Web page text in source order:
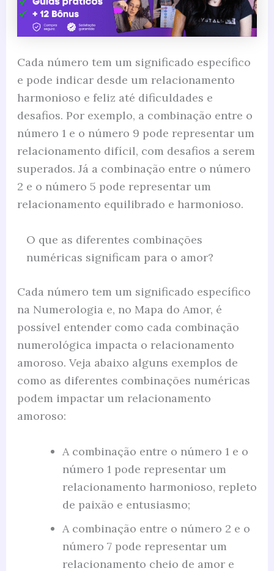
Cada número tem um significado específico
e pode indicar desde um relacionamento
harmonioso e feliz até dificuldades e
desafios. Por exemplo, a combinação entre o
número 1 e o número 9 pode representar um
relacionamento difícil, com desafios a serem
superados. Já a combinação entre o número
2 e o número 5 pode representar um
relacionamento equilibrado e harmonioso.
O que as diferentes combinações
numéricas significam para o amor?
Cada número tem um significado específico
na Numerologia e, no Mapa do Amor, é
possível entender como cada combinação
numerológica impacta o relacionamento
amoroso. Veja abaixo alguns exemplos de
como as diferentes combinações numéricas
podem impactar um relacionamento
amoroso:
A combinação entre o número 1 e o
número 1 pode representar um
relacionamento harmonioso, repleto
de paixão e entusiasmo;
A combinação entre o número 2 e o
número 7 pode representar um
relacionamento cheio de amor e